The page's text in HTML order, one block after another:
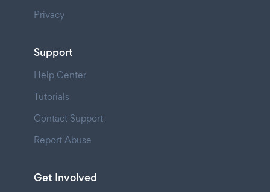
Privacy
Support
Help Center
Tutorials
Contact Support
Report Abuse
Get Involved